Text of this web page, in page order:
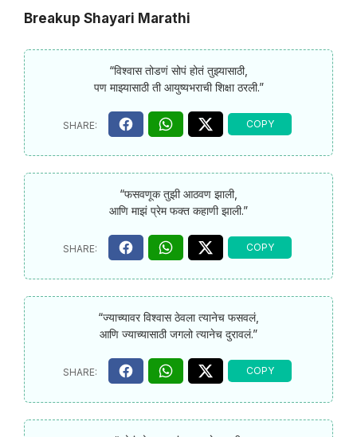
Breakup Shayari Marathi
“विश्वास तोडणं सोपं होतं तुझ्यासाठी,
पण माझ्यासाठी ती आयुष्यभराची शिक्षा ठरली.”
“फसवणूक तुझी आठवण झाली,
आणि माझं प्रेम फक्त कहाणी झाली.”
“ज्याच्यावर विश्वास ठेवला त्यानेच फसवलं,
आणि ज्याच्यासाठी जगलो त्यानेच दुरावलं.”